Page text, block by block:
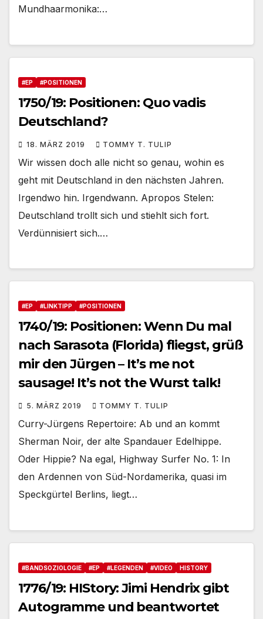
Mundhaarmonika:…
#EP #POSITIONEN
1750/19: Positionen: Quo vadis
Deutschland?
18. MÄRZ 2019 TOMMY T. TULIP
Wir wissen doch alle nicht so genau, wohin es
geht mit Deutschland in den nächsten Jahren.
Irgendwo hin. Irgendwann. Apropos Stelen:
Deutschland trollt sich und stiehlt sich fort.
Verdünnisiert sich.…
#EP #LINKTIPP #POSITIONEN
1740/19: Positionen: Wenn Du mal
nach Sarasota (Florida) fliegst, grüß
mir den Jürgen – It’s me not
sausage! It’s not the Wurst talk!
5. MÄRZ 2019 TOMMY T. TULIP
Curry-Jürgens Repertoire: Ab und an kommt
Sherman Noir, der alte Spandauer Edelhippe.
Oder Hippie? Na egal, Highway Surfer No. 1: In
den Ardennen von Süd-Nordamerika, quasi im
Speckgürtel Berlins, liegt…
#BANDSOZIOLOGIE #EP #LEGENDEN #VIDEO HISTORY
1776/19: HIStory: Jimi Hendrix gibt
Autogramme und beantwortet